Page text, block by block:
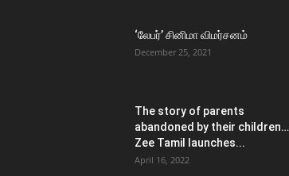
‘லேபர்’ சினிமா விமர்சனம்
December 25, 2021
The story of parents
abandoned by their children…
Zee Tamil launches...
April 16, 2022